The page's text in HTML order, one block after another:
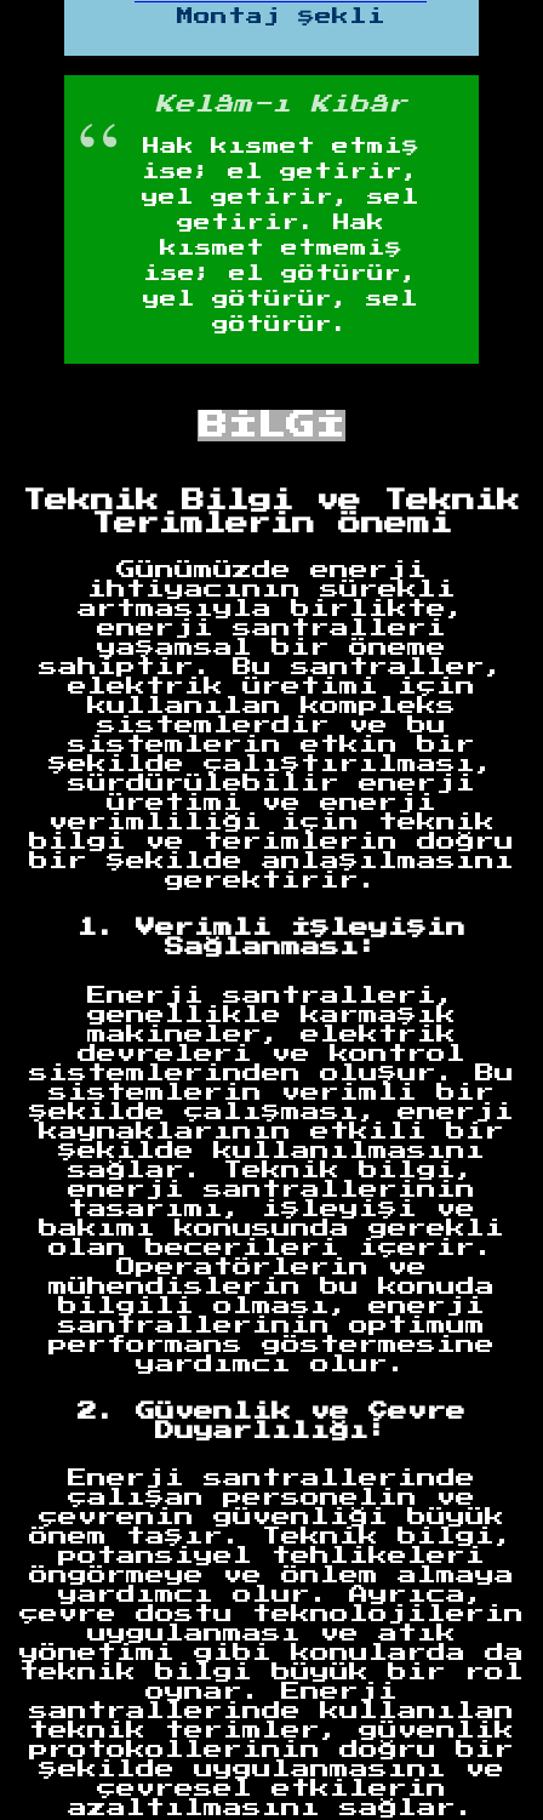
Montaj şekli
Kelâm-ı Kibâr
Hak kısmet etmiş
ise; el getirir,
yel getirir, sel
getirir. Hak
kısmet etmemiş
ise; el götürür,
yel götürür, sel
götürür.
BİLGİ
Teknik Bilgi ve Teknik
Terimlerin Önemi
Günümüzde enerji
ihtiyacının sürekli
artmasıyla birlikte,
enerji santralleri
yaşamsal bir öneme
sahiptir. Bu santraller,
elektrik üretimi için
kullanılan kompleks
sistemlerdir ve bu
sistemlerin etkin bir
şekilde çalıştırılması,
sürdürülebilir enerji
üretimi ve enerji
verimliliği için teknik
bilgi ve terimlerin doğru
bir şekilde anlaşılmasını
gerektirir.
1. Verimli İşleyişin
Sağlanması:
Enerji santralleri,
genellikle karmaşık
makineler, elektrik
devreleri ve kontrol
sistemlerinden oluşur. Bu
sistemlerin verimli bir
şekilde çalışması, enerji
kaynaklarının etkili bir
şekilde kullanılmasını
sağlar. Teknik bilgi,
enerji santrallerinin
tasarımı, işleyişi ve
bakımı konusunda gerekli
olan becerileri içerir.
Operatörlerin ve
mühendislerin bu konuda
bilgili olması, enerji
santrallerinin optimum
performans göstermesine
yardımcı olur.
2. Güvenlik ve Çevre
Duyarlılığı:
Enerji santrallerinde
çalışan personelin ve
çevrenin güvenliği büyük
önem taşır. Teknik bilgi,
potansiyel tehlikeleri
öngörmeye ve önlem almaya
yardımcı olur. Ayrıca,
çevre dostu teknolojilerin
uygulanması ve atık
yönetimi gibi konularda da
teknik bilgi büyük bir rol
oynar. Enerji
santrallerinde kullanılan
teknik terimler, güvenlik
protokollerinin doğru bir
şekilde uygulanmasını ve
çevresel etkilerin
azaltılmasını sağlar.